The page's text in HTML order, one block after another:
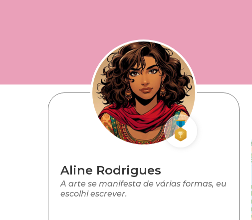
Aline Rodrigues
A arte se manifesta de várias formas, eu
escolhi escrever.